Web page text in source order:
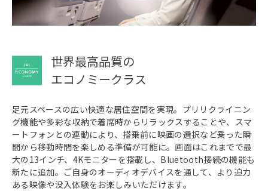
世界最高品質の
エコノミークラス
足元スペースの広い快適な居住空間を実現。プリリクライニン
グ機能や多彩な収納で着席時からリラックスすることや、スマ
ートフォンとの連動により、搭乗前に映画の選択など乗った瞬
間から移動時間を楽しめる準備が可能に。画面はこれまでで最
大の13インチ、4Kモニターを搭載し、Bluetooth接続の機能も
新たに追加。ご自身のオーディオデバイスを通して、より迫力
ある映像や没入体験をお楽しみいただけます。